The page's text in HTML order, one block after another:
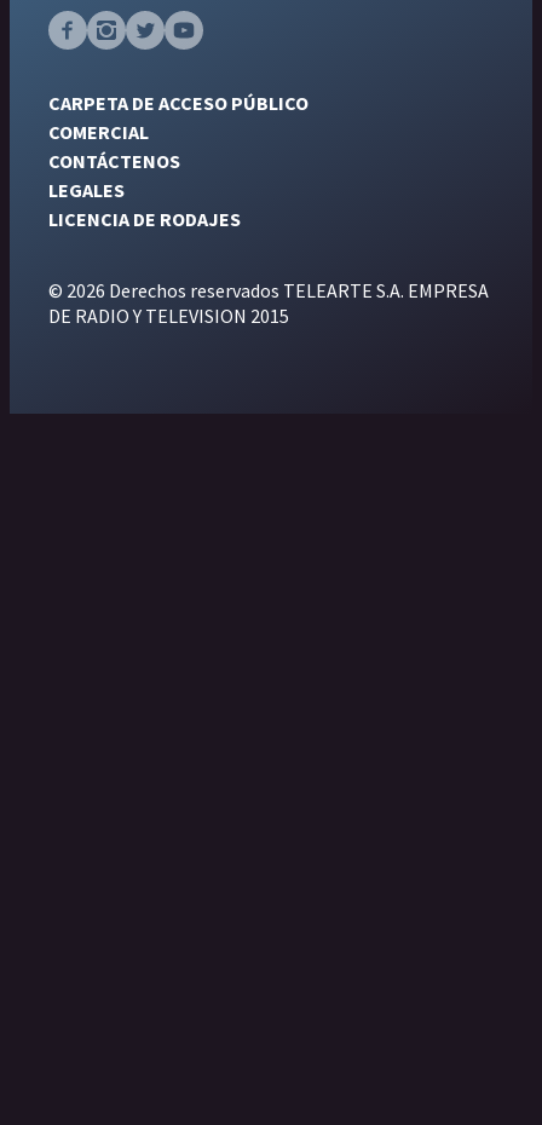
CARPETA DE ACCESO PÚBLICO
COMERCIAL
CONTÁCTENOS
LEGALES
LICENCIA DE RODAJES
© 2026 Derechos reservados TELEARTE S.A. EMPRESA
DE RADIO Y TELEVISION 2015